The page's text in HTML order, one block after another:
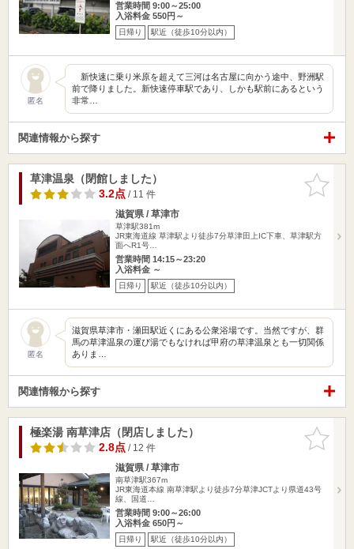
営業時間 9:00～25:00
入浴料金 550円～
日帰り 駅近（徒歩10分以内）
匿名
新快速に乗り米原を超えて三河は名古屋に向かう途中、野洲駅
前で降りました。新快速停車駅であり、しかも駅前にあるという
非常…
関連情報から探す
お気に入
りに追加
草津温泉（閉館しました）
3.2点/ 11 件
滋賀県 / 草津市
草津駅381m
JR東海道線 草津駅より徒歩7分草津田上IC下車、草津駅方
面へR1号…
営業時間 14:15～23:20
入浴料金 ～
日帰り 駅近（徒歩10分以内）
匿名
滋賀県草津市・瀬田駅近くにある公衆浴場です。当然ですが、群
馬の草津温泉の運び湯でもなければ甲府の草津温泉とも一切関係
ありま…
関連情報から探す
お気に入
りに追加
極楽湯 南草津店（閉店しました）
2.8点/ 12 件
滋賀県 / 草津市
南草津駅367m
JR東海道本線 南草津駅より徒歩7分草津JCTより県道43号
線、国道…
営業時間 9:00～26:00
入浴料金 650円～
日帰り 駅近（徒歩10分以内）